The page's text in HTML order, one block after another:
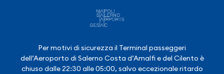
Per motivi di sicurezza il Terminal passeggeri
dell’Aeroporto di Salerno Costa d’Amalfi e del Cilento è
chiuso dalle 22:30 alle 05:00, salvo eccezionale ritardo